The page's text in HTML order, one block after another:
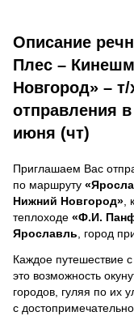
Описание
Плес –
Новгород» –
отправления
июня (чт)
Приглашаем Вас
по маршруту
Нижний Новгород»
теплоходе «Ф.И.
Ярославль , город
Каждое путешествие
это возможность
городов, гуляя по их
с